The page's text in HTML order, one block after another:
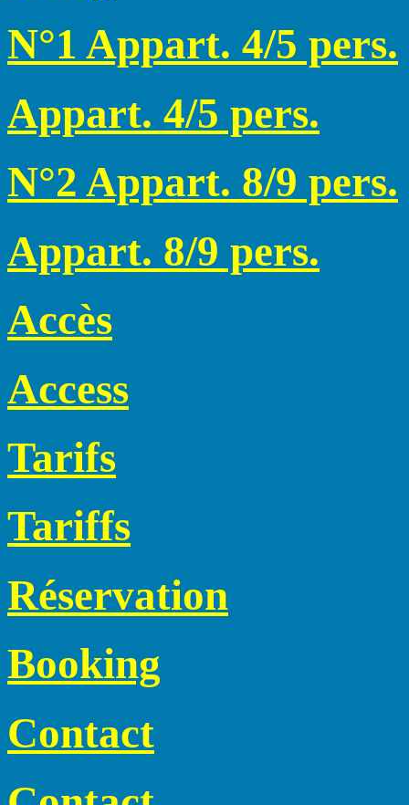
N°1 Appart. 4/5 pers.
Appart. 4/5 pers.
N°2 Appart. 8/9 pers.
Appart. 8/9 pers.
Accès
Access
Tarifs
Tariffs
Réservation
Booking
Contact